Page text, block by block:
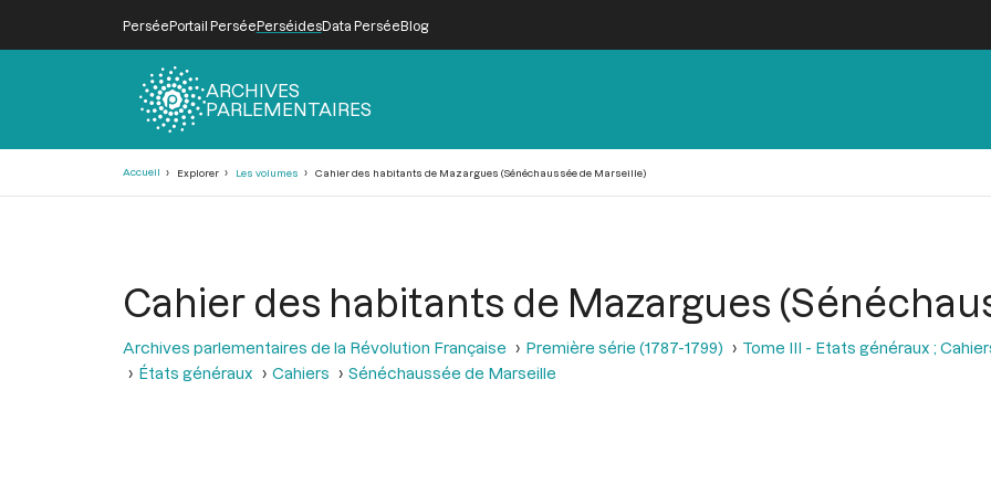
PerséePortail PerséePerséidesData PerséeBlog
ARCHIVES
PARLEMENTAIRES
Accueil Explorer Les volumes Cahier des habitants de Mazargues (Sénéchaussée de Marseille)
Cahier des habitants de Mazargues
Archives parlementaires de la Révolution Française Première série (1787-1799)
Tome III - Etats généraux ;
États généraux
Cahiers Sénéchaussée de Marseille